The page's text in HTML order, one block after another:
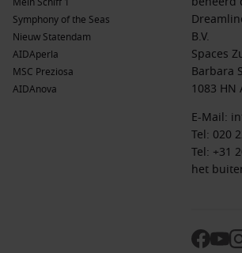
Symphony of the Seas
Nieuw Statendam
AIDAperla
MSC Preziosa
AIDAnova
B.V.
Spaces
Barbara
1083 HN
E-Mail:
Tel: 020
Tel: +31
het